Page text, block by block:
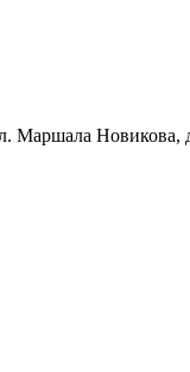
Маршала Новикова,